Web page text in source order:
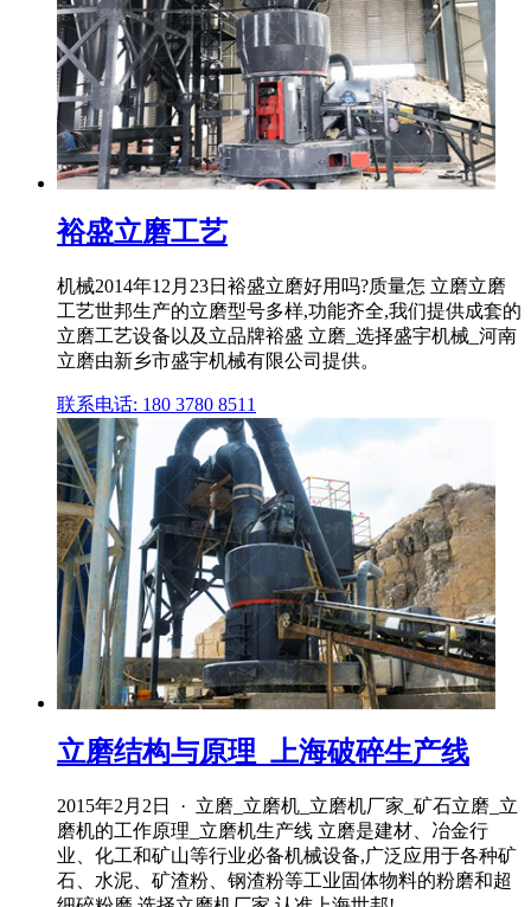
裕盛立磨工艺
机械2014年12月23日裕盛立磨好用吗?质量怎 立磨立磨
工艺世邦生产的立磨型号多样,功能齐全,我们提供成套的
立磨工艺设备以及立品牌裕盛 立磨_选择盛宇机械_河南
立磨由新乡市盛宇机械有限公司提供。
联系电话: 180 3780 8511
立磨结构与原理_上海破碎生产线
2015年2月2日 · 立磨_立磨机_立磨机厂家_矿石立磨_立
磨机的工作原理_立磨机生产线 立磨是建材、冶金行
业、化工和矿山等行业必备机械设备,广泛应用于各种矿
石、水泥、矿渣粉、钢渣粉等工业固体物料的粉磨和超